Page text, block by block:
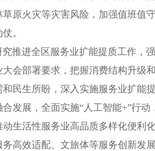
草原火灾等灾害风险，加强值班值
。
究推进全区服务业扩能提质工作，
大会部署要求，把握消费结构升级
和民生所盼，深入实施服务业扩能
发展，全面实施“人工智能+”行
动生活性服务业高品质多样化便利
务高效适配、文旅体等服务创新发